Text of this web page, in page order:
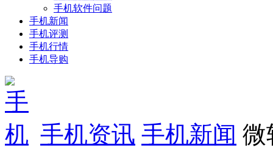
手机软件问题
手机新闻
手机评测
手机行情
手机导购
手机资讯 手机新闻 微